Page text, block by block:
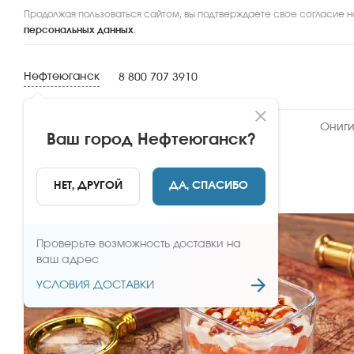
Продолжая пользоваться сайтом, вы подтверждаете свое согласие
персональных данных.
Нефтеюганск
Ваш город Нефтеюганск?
НЕТ, ДРУГОЙ ДА, СПАСИБО
Проверьте возможность доставки на
ваш адрес
УСЛОВИЯ ДОСТАВКИ
8 800 707 3910
НАЗАД